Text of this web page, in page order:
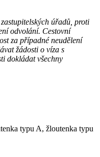
úřadů, proti
odvolání. Cestovní
za případné neudělení
žádosti o víza s
dokládat všechny
typu A, žloutenka typu